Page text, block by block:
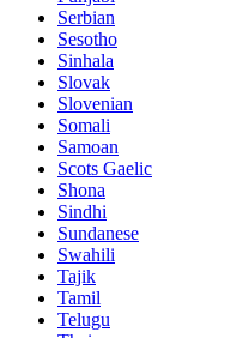
Serbian
Sesotho
Sinhala
Slovak
Slovenian
Somali
Samoan
Scots Gaelic
Shona
Sindhi
Sundanese
Swahili
Tajik
Tamil
Telugu